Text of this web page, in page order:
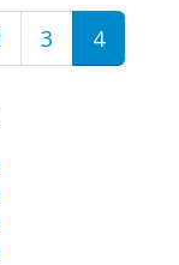
3 4